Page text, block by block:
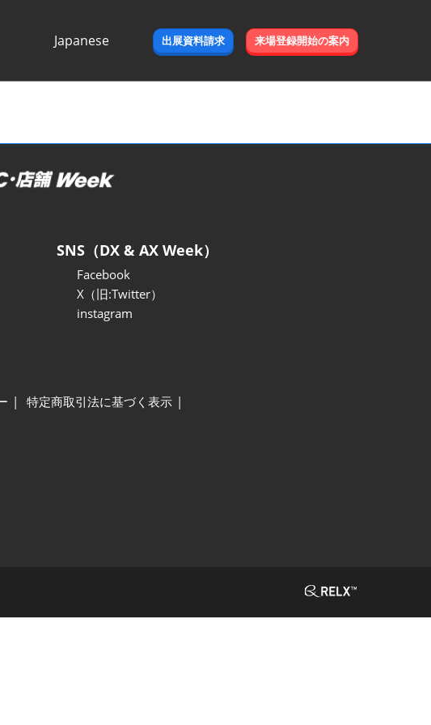
Japanese
出展資料請求 来場登録開始の案内
SNS（DX & AX Week）
Facebook
X（旧:Twitter）
instagram
特定商取引法に基づく表示